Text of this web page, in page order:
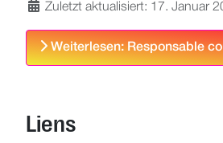
Zuletzt aktualisiert: 17. Januar
Weiterlesen: Responsable
Liens